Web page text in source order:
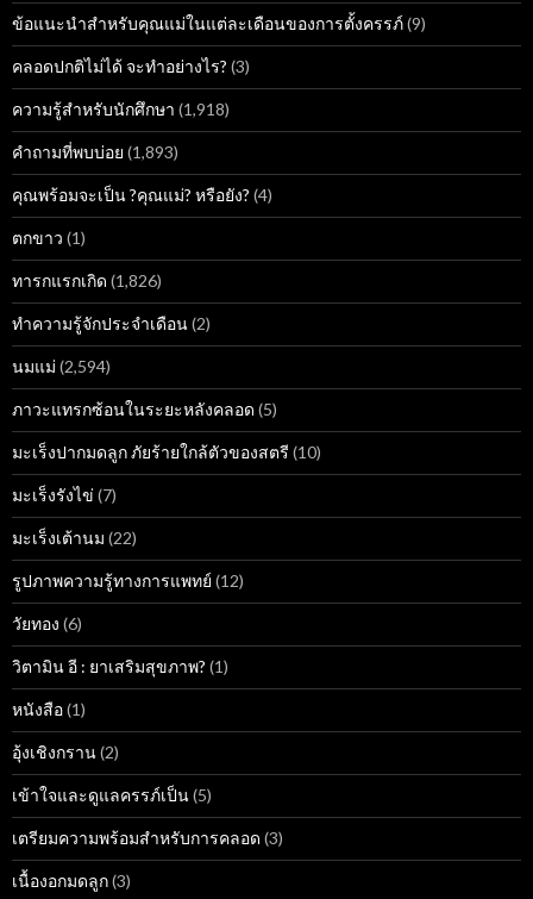
ข้อแนะนำสำหรับคุณแม่ในแต่ละเดือนของการตั้งครรภ์(9)
คลอดปกติไม่ได้ จะทำอย่างไร? (3)
ความรู้สำหรับนักศึกษา (1,918)
คำถามที่พบบ่อย (1,893)
คุณพร้อมจะเป็น ?คุณแม่? หรือยัง? (4)
ตกขาว (1)
ทารกแรกเกิด (1,826)
ทำความรู้จักประจำเดือน(2)
นมแม่ (2,594)
ภาวะแทรกซ้อนในระยะหลังคลอด (5)
มะเร็งปากมดลูก ภัยร้ายใกล้ตัวของสตรี (10)
มะเร็งรังไข่ (7)
มะเร็งเต้านม (22)
รูปภาพความรู้ทางการแพทย์ (12)
วัยทอง (6)
วิตามิน อี : ยาเสริมสุขภาพ? (1)
หนังสือ(1)
อุ้งเชิงกราน(2)
เข้าใจและดูแลครรภ์เป็น(5)
เตรียมความพร้อมสำหรับการคลอด (3)
เนื้องอกมดลูก(3)